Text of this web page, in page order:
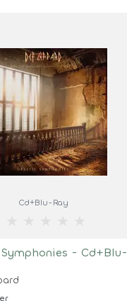
Cd+Blu-Ray
- Cd+Blu-